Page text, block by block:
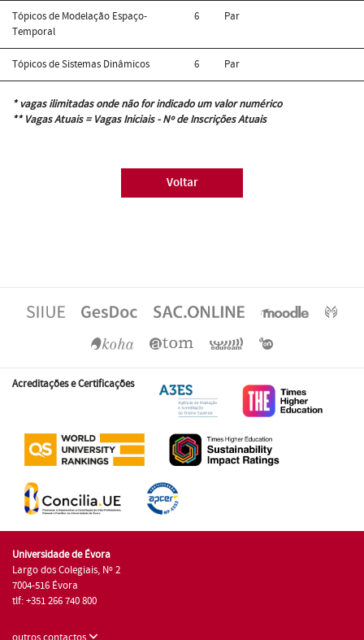
Tópicos de Modelação Espaço-
Temporal
6 Par
Tópicos de Sistemas Dinâmicos 6 Par
* vagas ilimitadas onde não for indicado um valor numérico
** Vagas Atuais = Vagas Iniciais - Nº de Inscrições Atuais
Voltar
Acreditações e Certificações
Universidade de Évora
Largo dos Colegiais, Nº 2
7004-516 Évora
tlf: +351 266 740 800